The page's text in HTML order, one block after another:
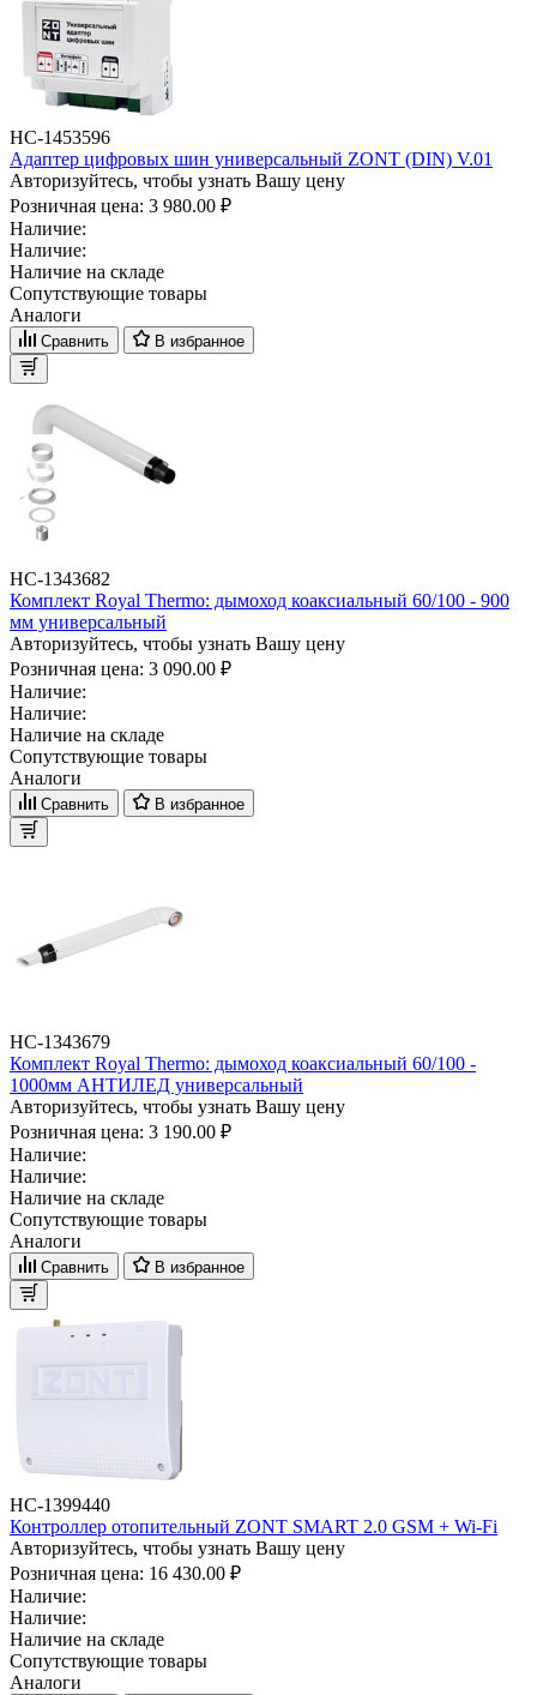
НС-1453596
Адаптер цифровых шин универсальный ZONT (DIN) V.01
Авторизуйтесь, чтобы узнать Вашу цену
Розничная цена: 3 980.00 ₽
Наличие:
Наличие:
Наличие на складе
Сопутствующие товары
Аналоги
Сравнить В избранное
НС-1343682
Комплект Royal Thermo: дымоход коаксиальный 60/100 - 900
мм универсальный
Авторизуйтесь, чтобы узнать Вашу цену
Розничная цена: 3 090.00 ₽
Наличие:
Наличие:
Наличие на складе
Сопутствующие товары
Аналоги
Сравнить В избранное
НС-1343679
Комплект Royal Thermo: дымоход коаксиальный 60/100 -
1000мм АНТИЛЕД универсальный
Авторизуйтесь, чтобы узнать Вашу цену
Розничная цена: 3 190.00 ₽
Наличие:
Наличие:
Наличие на складе
Сопутствующие товары
Аналоги
Сравнить В избранное
НС-1399440
Контроллер отопительный ZONT SMART 2.0 GSM + Wi-Fi
Авторизуйтесь, чтобы узнать Вашу цену
Розничная цена: 16 430.00 ₽
Наличие:
Наличие:
Наличие на складе
Сопутствующие товары
Аналоги